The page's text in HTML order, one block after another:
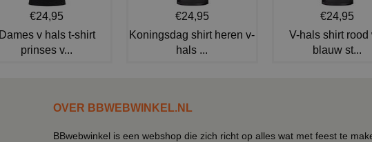
€24,95
Dames v hals t-shirt
prinses v...
€24,95
Koningsdag shirt heren v-
hals ...
€24,95
V-hals shirt rood
blauw st...
OVER BBWEBWINKEL.NL
BBwebwinkel is een webshop die zich richt op alles wat met feest te